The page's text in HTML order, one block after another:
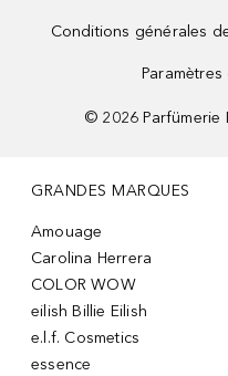
Conditions générales
© 2026 Parfümerie
GRANDES MARQUES
Amouage
Carolina Herrera
COLOR WOW
eilish Billie Eilish
e.l.f. Cosmetics
essence